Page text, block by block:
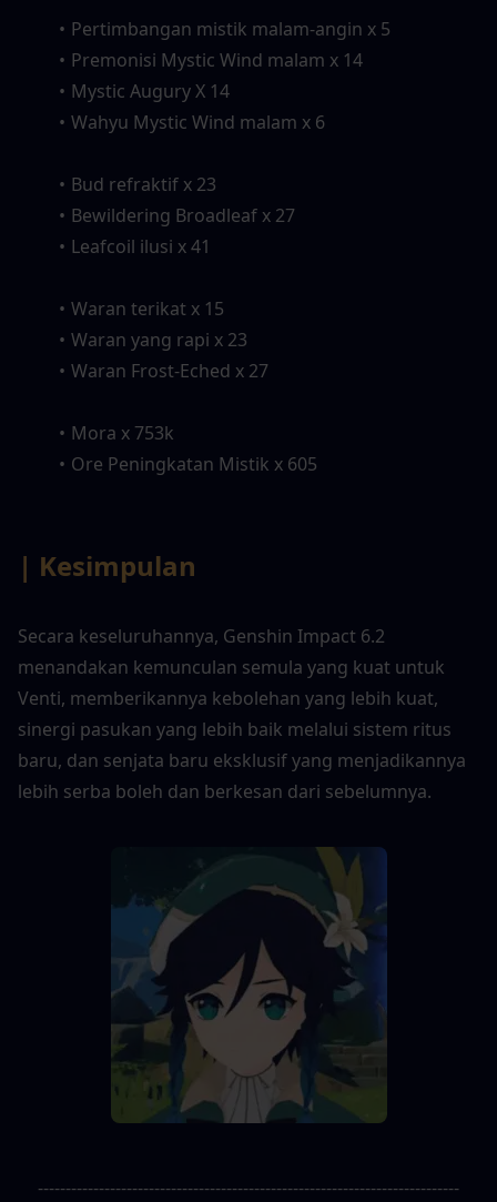
Pertimbangan mistik malam-angin x 5
Premonisi Mystic Wind malam x 14
Mystic Augury X 14
Wahyu Mystic Wind malam x 6
Bud refraktif x 23
Bewildering Broadleaf x 27
Leafcoil ilusi x 41
Waran terikat x 15
Waran yang rapi x 23
Waran Frost-Eched x 27
Mora x 753k
Ore Peningkatan Mistik x 605
| Kesimpulan
Secara keseluruhannya, Genshin Impact 6.2
menandakan kemunculan semula yang kuat untuk
Venti, memberikannya kebolehan yang lebih kuat,
sinergi pasukan yang lebih baik melalui sistem ritus
baru, dan senjata baru eksklusif yang menjadikannya
lebih serba boleh dan berkesan dari sebelumnya.
----------------------------------------------------------------------------